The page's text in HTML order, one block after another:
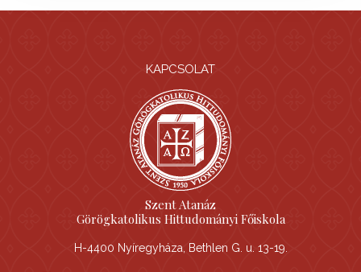
KAPCSOLAT
Szent Atanáz
Görögkatolikus Hittudományi Főiskola
H-4400 Nyíregyháza, Bethlen G. u. 13-19.